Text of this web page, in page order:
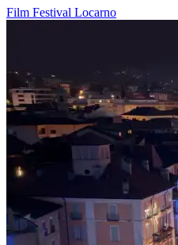
Film Festival Locarno